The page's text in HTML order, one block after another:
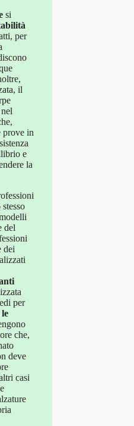
si
per
il
prove in
e
la
del
dei
per
le
che,
deve
casi